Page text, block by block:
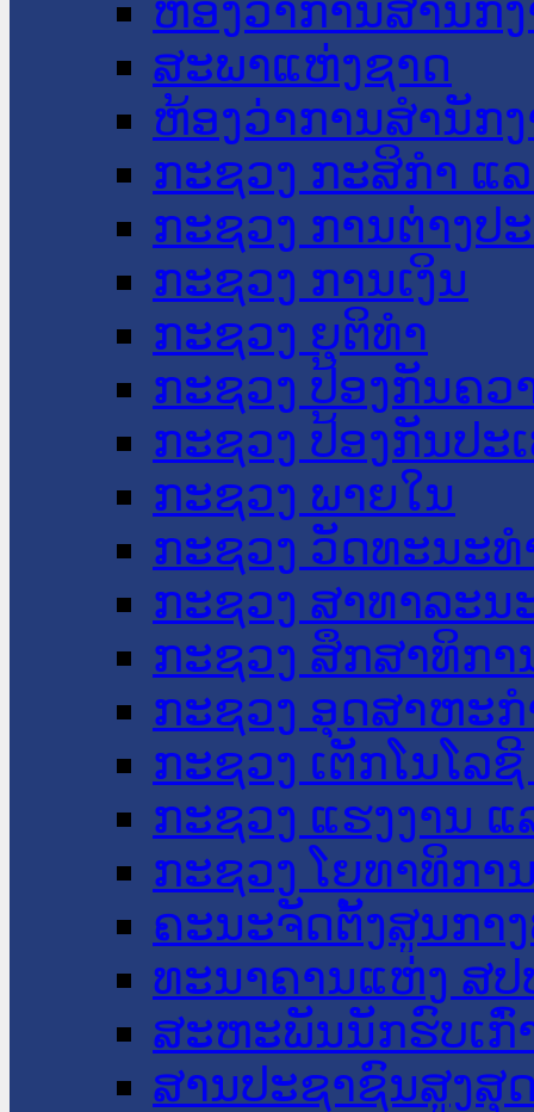
ຫ້ອງວ່າການສໍານັກ
ສະພາແຫ່ງຊາດ
ຫ້ອງວ່າການສຳນັກ
ກະຊວງ ກະສິກຳ ແ
ກະຊວງ ການຕ່າງປ
ກະຊວງ ການເງິນ
ກະຊວງ ຍຸຕິທໍາ
ກະຊວງ ປ້ອງກັນຄວ
ກະຊວງ ປ້ອງກັນປະ
ກະຊວງ ພາຍໃນ
ກະຊວງ ວັດທະນະ
ກະຊວງ ສາທາລະນ
ກະຊວງ ສຶກສາທິກາ
ກະຊວງ ອຸດສາຫະ
ກະຊວງ ເຕັກໂນໂລ
ກະຊວງ ແຮງງານ
ກະຊວງ ໂຍທາທິກາ
ຄະນະຈັດຕັ້ງສູນກາ
ທະນາຄານແຫ່ງ ສປ
ສະຫະພັນນັກຮົບເກົ່
ສານປະຊາຊົນສູງສຸ